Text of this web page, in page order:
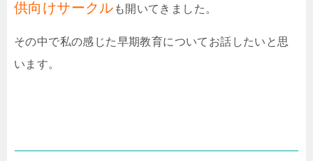
供向けサークル も開いてきました。
その中で私の感じた早期教育についてお話したいと思
います。